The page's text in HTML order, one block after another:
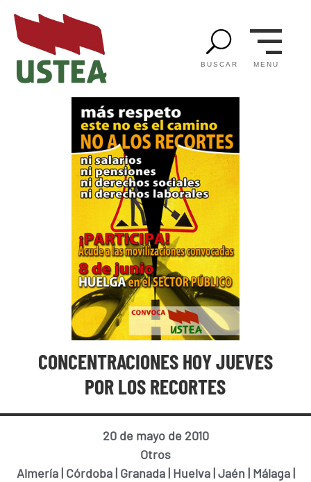
U
BUSCAR MENU
CONCENTRACIONES HOY JUEVES
POR LOS RECORTES
20 de mayo de 2010
Otros
Almería| Córdoba| Granada| Huelva|Jaén | Málaga|